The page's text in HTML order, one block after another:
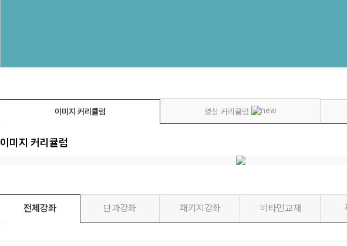
이미지 커리큘럼 영상 커리큘럼
이미지 커리큘럼
전체강좌 단과강좌 패키지강좌 비타민교재